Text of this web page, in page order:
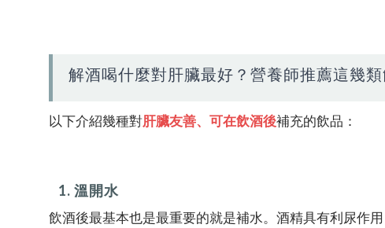
解酒喝什麼對肝臟最好？營養師推薦這幾
以下介紹幾種對肝臟友善、可在飲酒後補充的飲品：
1. 溫開水
飲酒後最基本也是最重要的就是補水。酒精具有利尿作